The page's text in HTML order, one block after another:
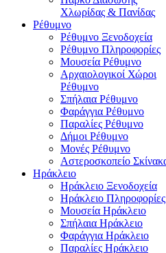
Χλωρίδας & Πανίδας
Ρέθυμνο
Ρέθυμνο Ξενοδοχεία
Ρέθυμνο Πληροφορίες
Μουσεία Ρέθυμνο
Αρχαιολογικοί Χώροι
Ρέθυμνο
Σπήλαια Ρέθυμνο
Φαράγγια Ρέθυμνο
Παραλίες Ρέθυμνο
Δήμοι Ρέθυμνο
Μονές Ρέθυμνο
Αστεροσκοπείο
Ηράκλειο
Ηράκλειο Ξενοδοχεία
Ηράκλειο Πληροφορίες
Μουσεία Ηράκλειο
Σπήλαια Ηράκλειο
Φαράγγια Ηράκλειο
Παραλίες Ηράκλειο